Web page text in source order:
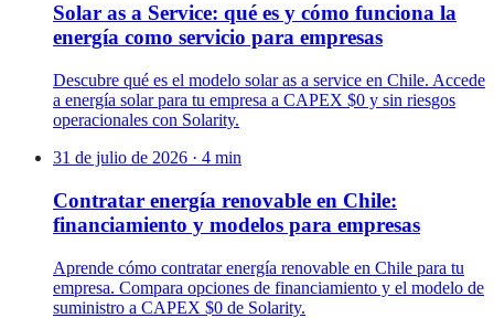
Solar as a Service: qué es y cómo funciona la
energía como servicio para empresas
Descubre qué es el modelo solar as a service en Chile. Accede
a energía solar para tu empresa a CAPEX $0 y sin riesgos
operacionales con Solarity.
31 de julio de 2026 · 4 min
Contratar energía renovable en Chile:
financiamiento y modelos para empresas
Aprende cómo contratar energía renovable en Chile para tu
empresa. Compara opciones de financiamiento y el modelo de
suministro a CAPEX $0 de Solarity.